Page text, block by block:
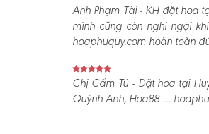
Anh Phạm Tài - KH đặt hoa
mình cũng còn nghi ngại
hoaphuquy.com hoàn toàn
Chị Cẩm Tú - Đặt hoa tại
Quỳnh Anh, Hoa88 ....